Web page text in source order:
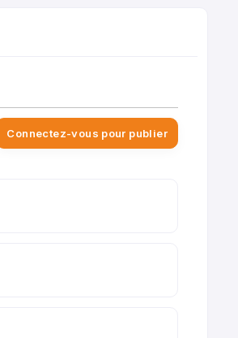
Connectez-vous pour publier